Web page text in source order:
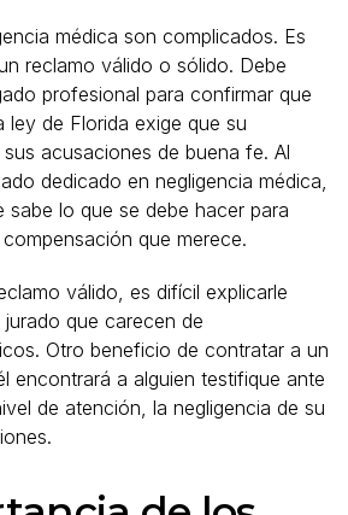
médica son complicados. Es
reclamo válido o sólido. Debe
profesional para confirmar que
ley de Florida exige que su
acusaciones de buena fe. Al
dedicado en negligencia médica,
sabe lo que se debe hacer para
que merece.
válido, es difícil explicarle
que carecen de
Otro beneficio de contratar a un
encontrará a alguien testifique ante
de atención, la negligencia de su